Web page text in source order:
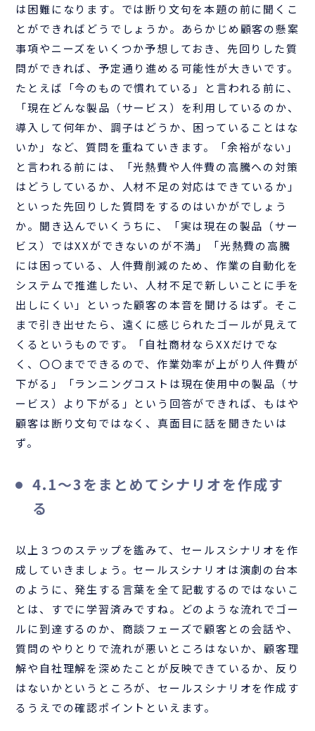
は困難になります。では断り文句を本題の前に聞くこ
とができればどうでしょうか。あらかじめ顧客の懸案
事項やニーズをいくつか予想しておき、先回りした質
問ができれば、予定通り進める可能性が大きいです。
たとえば「今のもので慣れている」と言われる前に、
「現在どんな製品（サービス）を利用しているのか、
導入して何年か、調子はどうか、困っていることはな
いか」など、質問を重ねていきます。「余裕がない」
と言われる前には、「光熱費や人件費の高騰への対策
はどうしているか、人材不足の対応はできているか」
といった先回りした質問をするのはいかがでしょう
か。聞き込んでいくうちに、「実は現在の製品（サー
ビス）ではXXができないのが不満」「光熱費の高騰
には困っている、人件費削減のため、作業の自動化を
システムで推進したい、人材不足で新しいことに手を
出しにくい」といった顧客の本音を聞けるはず。そこ
まで引き出せたら、遠くに感じられたゴールが見えて
くるというものです。「自社商材ならXXだけでな
く、〇〇までできるので、作業効率が上がり人件費が
下がる」「ランニングコストは現在使用中の製品（サ
ービス）より下がる」という回答ができれば、もはや
顧客は断り文句ではなく、真面目に話を聞きたいは
ず。
4.1〜3をまとめてシナリオを作成す
る
以上３つのステップを鑑みて、セールスシナリオを作
成していきましょう。セールスシナリオは演劇の台本
のように、発生する言葉を全て記載するのではないこ
とは、すでに学習済みですね。どのような流れでゴー
ルに到達するのか、商談フェーズで顧客との会話や、
質問のやりとりで流れが悪いところはないか、顧客理
解や自社理解を深めたことが反映できているか、反り
はないかというところが、セールスシナリオを作成す
るうえでの確認ポイントといえます。